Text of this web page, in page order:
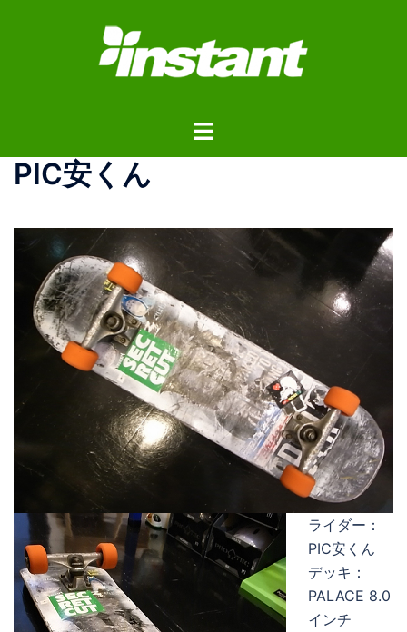
ス
ト
ー
PIC安くん
ライダー：
PIC安くん
デッキ：
PALACE 8.0
インチ